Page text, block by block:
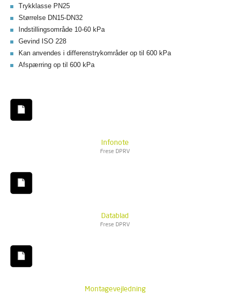
Trykklasse PN25
Størrelse DN15-DN32
Indstillingsområde 10-60 kPa
Gevind ISO 228
Kan anvendes i differenstrykområder op til 600 kPa
Afspærring op til 600 kPa
Infonote
Frese DPRV
Datablad
Frese DPRV
Montagevejledning